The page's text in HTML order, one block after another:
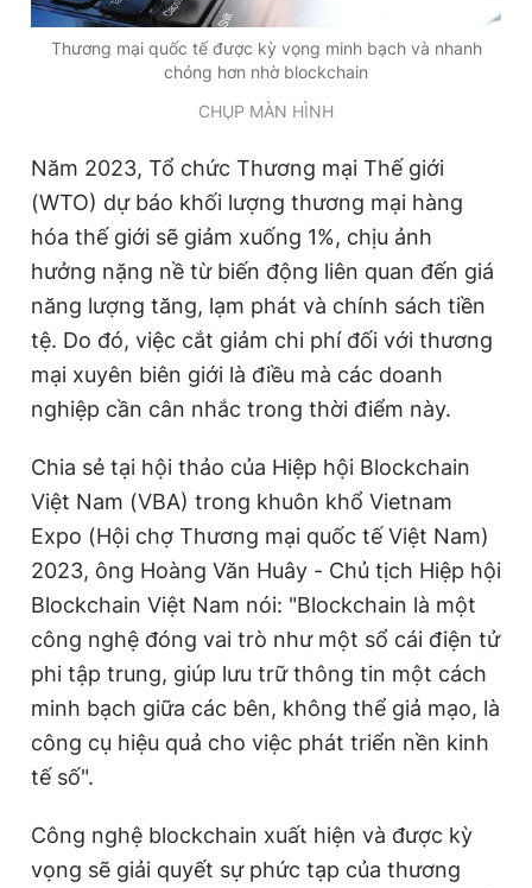
Tổng biên tập: Nguyễn Ngọc Toàn
Phó tổng biên tập thường trực: Hải Thành
Phó tổng biên tập: Lâm Hiếu Dũng
Phó tổng biên tập: Trần Việt Hưng
Tổng thư ký tòa soạn: Đức Trung
© 2003-2026 Bản quyền thuộc về Báo Thanh Niên. Cấm sao
chép dưới mọi hình thức nếu không có sự chấp thuận bằng văn
bản. Phát triển bởi ePi Technologies, JSC.
Thương mại quốc tế được kỳ vọng minh bạch và nhanh
chóng hơn nhờ blockchain
CHỤP MÀN HÌNH
Năm 2023, Tổ chức Thương mại Thế giới
(WTO) dự báo khối lượng thương mại hàng
hóa thế giới sẽ giảm xuống 1%, chịu ảnh
hưởng nặng nề từ biến động liên quan đến giá
năng lượng tăng, lạm phát và chính sách tiền
tệ. Do đó, việc cắt giảm chi phí đối với thương
mại xuyên biên giới là điều mà các doanh
nghiệp cần cân nhắc trong thời điểm này.
Chia sẻ tại hội thảo của Hiệp hội Blockchain
Việt Nam (VBA) trong khuôn khổ Vietnam
Expo (Hội chợ Thương mại quốc tế Việt Nam)
2023, ông Hoàng Văn Huây - Chủ tịch Hiệp hội
Blockchain Việt Nam nói: "Blockchain là một
công nghệ đóng vai trò như một sổ cái điện tử
phi tập trung, giúp lưu trữ thông tin một cách
minh bạch giữa các bên, không thể giả mạo, là
công cụ hiệu quả cho việc phát triển nền kinh
tế số".
Công nghệ blockchain xuất hiện và được kỳ
vọng sẽ giải quyết sự phức tạp của thương